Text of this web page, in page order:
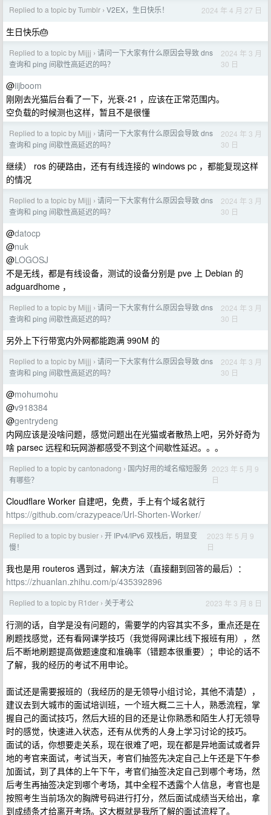
Replied to a topic by Tumblr › V2EX，生日快乐！ 2024 年 4 月 27 日
生日快乐🎂
Replied to a topic by Mijjj › 请问一下大家有什么原因会导致 dns
查询和 ping 间歇性高延迟的吗？
2024 年 3 月
30 日
@iijboom
刚刚去光猫后台看了一下，光衰-21 ，应该在正常范围内。
空负载的时候测也这样，暂且不是很懂
Replied to a topic by Mijjj › 请问一下大家有什么原因会导致 dns
查询和 ping 间歇性高延迟的吗？
2024 年 3 月
30 日
继续） ros 的硬路由，还有有线连接的 windows pc ，都能复现这样
的情况
Replied to a topic by Mijjj › 请问一下大家有什么原因会导致 dns
查询和 ping 间歇性高延迟的吗？
2024 年 3 月
30 日
@datocp
@nuk
@LOGOSJ
不是无线，都是有线设备，测试的设备分别是 pve 上 Debian 的
adguardhome ，
Replied to a topic by Mijjj › 请问一下大家有什么原因会导致 dns
查询和 ping 间歇性高延迟的吗？
2024 年 3 月
30 日
另外上下行带宽内外网都能跑满 990M 的
Replied to a topic by Mijjj › 请问一下大家有什么原因会导致 dns
查询和 ping 间歇性高延迟的吗？
2024 年 3 月
30 日
@mohumohu
@v918384
@gentrydeng
内网应该是没啥问题，感觉问题出在光猫或者散热上吧，另外好奇为
啥 parsec 远程和玩网游都感受不到这个间歇性延迟。。。
Replied to a topic by cantonadong › 国内好用的域名缩短服务
有哪些？
2023 年 5 月 9
日
Cloudflare Worker 自建吧，免费，手上有个域名就行
https://github.com/crazypeace/Url-Shorten-Worker/
Replied to a topic by busier › 开 IPv4/IPv6 双栈后，明显变
慢！
2023 年 5 月 9
日
我也是用 routeros 遇到过，解决方法（直接翻到回答的最后）：
https://zhuanlan.zhihu.com/p/435392896
Replied to a topic by R1der › 关于考公 2023 年 3 月 8 日
行测的话，自学是没有问题的，需要学的内容其实不多，重点还是在
刷题找感觉，还有看网课学技巧（我觉得网课比线下报班有用），然
后不断地刷题提高做题速度和准确率（错题本很重要）；申论的话不
了解，我的经历的考试不用申论。
面试还是需要报班的（我经历的是无领导小组讨论，其他不清楚），
建议去到大城市的面试培训班，一个班大概二三十人，熟悉流程，掌
握自己的面试技巧，然后大班的目的还是让你熟悉和陌生人打无领导
时的感觉，快速进入状态，还有从优秀的人身上学习讨论的技巧。
面试的话，你想要走关系，现在很难了吧，现在都是异地面试或者异
地的考官来面试，考试当天，考官们抽签先决定自己上午还是下午参
加面试，到了具体的上午下午，考官们抽签决定自己到哪个考场，然
后考生再抽签决定到哪个考场，其中全程不透露个人信息，考官也是
按照考生当前场次的胸牌号码进行打分，然后面试成绩当天给出，拿
到成绩条才给离开考场。这大概就是我所了解的面试流程了。